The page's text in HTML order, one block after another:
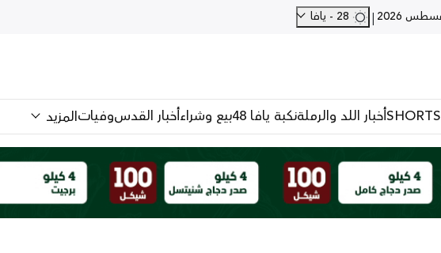
|
SHORTSأخبار اللد والرملةنكبة يافا 48 بيع وشراءأخبار القدسوفياتالمزيد